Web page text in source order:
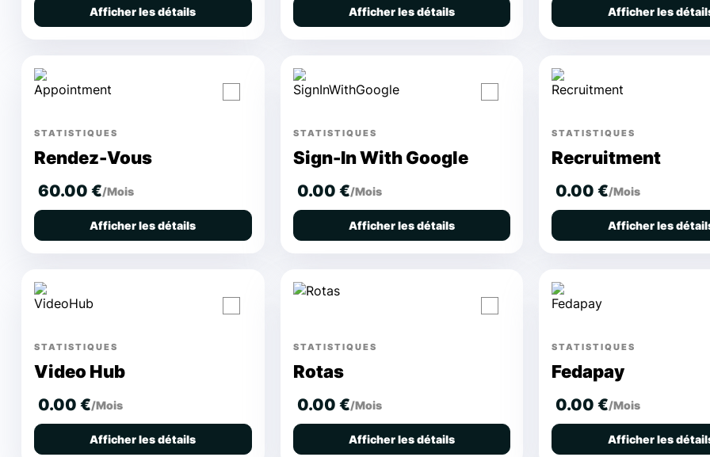
Afficher les détails Afficher les détails Afficher les
STATISTIQUES
Rendez-Vous
60.00 €/Mois
Afficher les détails
STATISTIQUES
Sign-In With Google
0.00 €/Mois
Afficher les détails
STATISTIQUES
Recruitment
0.00 €/Mois
Afficher les
STATISTIQUES
Video Hub
0.00 €/Mois
Afficher les détails
STATISTIQUES
Rotas
0.00 €/Mois
Afficher les détails
STATISTIQUES
Fedapay
0.00 €/Mois
Afficher les